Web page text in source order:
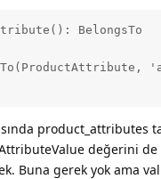
BelongsTo
product_attributes
değerini
Buna gerek yok ama